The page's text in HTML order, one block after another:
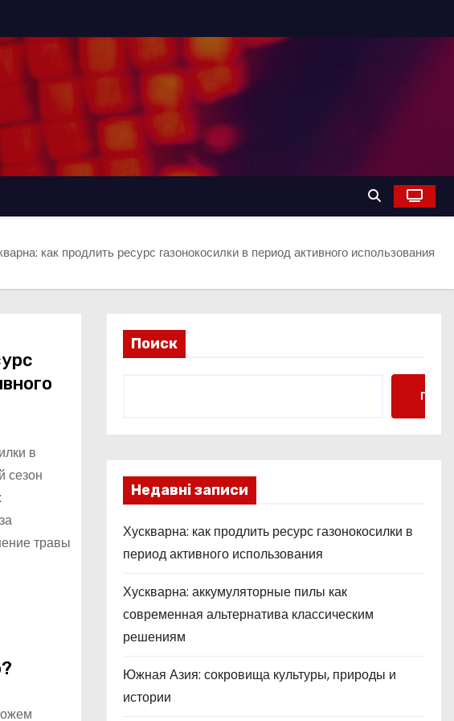
как продлить ресурс газонокосилки в период активного использования
в
сезон
травы
Поиск
Поиск
Недавні записи
Хускварна: как продлить ресурс газонокосилки в
период активного использования
Хускварна: аккумуляторные пилы как
современная альтернатива классическим
решениям
Южная Азия: сокровища культуры, природы и
истории